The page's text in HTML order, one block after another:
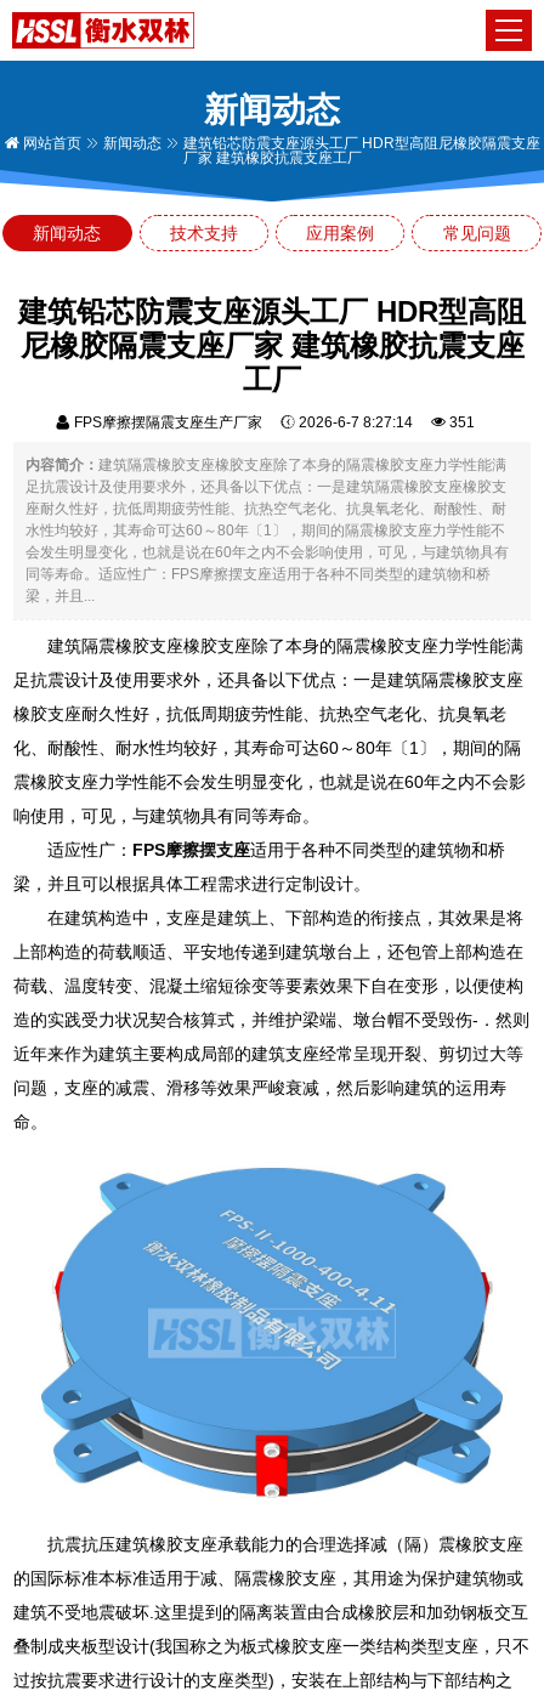
新闻动态
网站首页 新闻动态
建筑铅芯防震支座源头工厂 HDR型高阻尼橡胶隔震支座
厂家 建筑橡胶抗震支座工厂
新闻动态 技术支持 应用案例 常见问题
建筑铅芯防震支座源头工厂 HDR型高阻
尼橡胶隔震支座厂家 建筑橡胶抗震支座
工厂
FPS摩擦摆隔震支座生产厂家 2026-6-7 8:27:14 351
内容简介：建筑隔震橡胶支座橡胶支座除了本身的隔震橡胶支座力学性能满
足抗震设计及使用要求外，还具备以下优点：一是建筑隔震橡胶支座橡胶支
座耐久性好，抗低周期疲劳性能、抗热空气老化、抗臭氧老化、耐酸性、耐
水性均较好，其寿命可达60～80年〔1〕，期间的隔震橡胶支座力学性能不
会发生明显变化，也就是说在60年之内不会影响使用，可见，与建筑物具有
同等寿命。适应性广：FPS摩擦摆支座适用于各种不同类型的建筑物和桥
梁，并且...
建筑隔震橡胶支座橡胶支座除了本身的隔震橡胶支座力学性能满
足抗震设计及使用要求外，还具备以下优点：一是建筑隔震橡胶支座
橡胶支座耐久性好，抗低周期疲劳性能、抗热空气老化、抗臭氧老
化、耐酸性、耐水性均较好，其寿命可达60～80年〔1〕，期间的隔
震橡胶支座力学性能不会发生明显变化，也就是说在60年之内不会影
响使用，可见，与建筑物具有同等寿命。
适应性广： FPS摩擦摆支座适用于各种不同类型的建筑物和桥
梁，并且可以根据具体工程需求进行定制设计。
在建筑构造中，支座是建筑上、下部构造的衔接点，其效果是将
上部构造的荷载顺适、平安地传递到建筑墩台上，还包管上部构造在
荷载、温度转变、混凝土缩短徐变等要素效果下自在变形，以便使构
造的实践受力状况契合核算式，并维护梁端、墩台帽不受毁伤-．然则
近年来作为建筑主要构成局部的建筑支座经常呈现开裂、剪切过大等
问题，支座的减震、滑移等效果严峻衰减，然后影响建筑的运用寿
命。
抗震抗压建筑橡胶支座承载能力的合理选择减（隔）震橡胶支座
的国际标准本标准适用于减、隔震橡胶支座，其用途为保护建筑物或
建筑不受地震破坏.这里提到的隔离装置由合成橡胶层和加劲钢板交互
叠制成夹板型设计(我国称之为板式橡胶支座一类结构类型支座，只不
过按抗震要求进行设计的支座类型)，安装在上部结构与下部结构之